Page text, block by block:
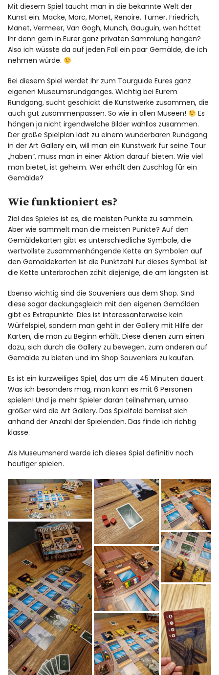
Mit diesem Spiel taucht man in die bekannte Welt der
Kunst ein. Macke, Marc, Monet, Renoire, Turner, Friedrich,
Manet, Vermeer, Van Gogh, Munch, Gauguin, wen hättet
Ihr denn gern in Eurer ganz privaten Sammlung hängen?
Also ich wüsste da auf jeden Fall ein paar Gemälde, die ich
nehmen würde.
Bei diesem Spiel werdet Ihr zum Tourguide Eures ganz
eigenen Museumsrundganges. Wichtig bei Eurem
Rundgang, sucht geschickt die Kunstwerke zusammen, die
auch gut zusammenpassen. So wie in allen Museen!
Es
hängen ja nicht irgendwelche Bilder wahllos zusammen.
Der große Spielplan lädt zu einem wunderbaren Rundgang
in der Art Gallery ein, will man ein Kunstwerk für seine Tour
„haben“, muss man in einer Aktion darauf bieten. Wie viel
man bietet, ist geheim. Wer erhält den Zuschlag für ein
Gemälde?
Wie funktioniert es?
Ziel des Spieles ist es, die meisten Punkte zu sammeln.
Aber wie sammelt man die meisten Punkte? Auf den
Gemäldekarten gibt es unterschiedliche Symbole, die
wertvollste zusammenhängende Kette an Symbolen auf
den Gemäldekarten ist die Punktzahl für dieses Symbol. Ist
die Kette unterbrochen zählt diejenige, die am längsten ist.
Ebenso wichtig sind die Souveniers aus dem Shop. Sind
diese sogar deckungsgleich mit den eigenen Gemälden
gibt es Extrapunkte. Dies ist interessanterweise kein
Würfelspiel, sondern man geht in der Gallery mit Hilfe der
Karten, die man zu Beginn erhält. Diese dienen zum einen
dazu, sich durch die Gallery zu bewegen, zum anderen auf
Gemälde zu bieten und im Shop Souveniers zu kaufen.
Es ist ein kurzweiliges Spiel, das um die 45 Minuten dauert.
Was ich besonders mag, man kann es mit 6 Personen
spielen! Und je mehr Spieler daran teilnehmen, umso
größer wird die Art Gallery. Das Spielfeld bemisst sich
anhand der Anzahl der Spielenden. Das finde ich richtig
klasse.
Als Museumsnerd werde ich dieses Spiel definitiv noch
häufiger spielen.